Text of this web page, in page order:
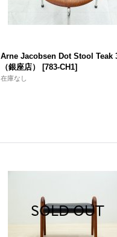
Arne Jacobsen Dot Stool Teak
（銀座店）
[783-CH1]
在庫なし